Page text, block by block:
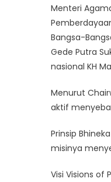
Menteri
Bangsa-
Gede Putra
nasional KH
Menurut
aktif
Prinsip
misinya
Visi Visions